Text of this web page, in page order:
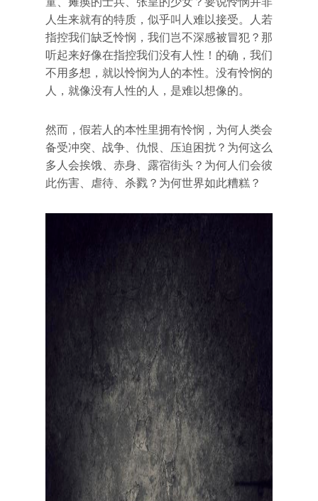
人生来就有的特质，似乎叫人难以接受。人若
指控我们缺乏怜悯，我们岂不深感被冒犯？那
听起来好像在指控我们没有人性！的确，我们
不用多想，就以怜悯为人的本性。没有怜悯的
人，就像没有人性的人，是难以想像的。
然而，假若人的本性里拥有怜悯，为何人类会
备受冲突、战争、仇恨、压迫困扰？为何这么
多人会挨饿、赤身、露宿街头？为何人们会彼
此伤害、虐待、杀戮？为何世界如此糟糕？